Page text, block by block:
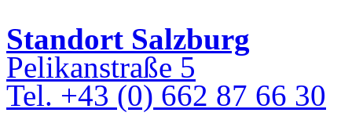
Standort Salzburg
Pelikanstraße 5
Tel. +43 (0) 662 87 66 30